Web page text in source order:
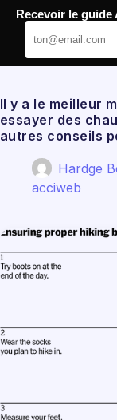
Passer
contenu
Il y a le meilleur
essayer des
autres conseils
Hardge
acciweb
Recevoir le guide